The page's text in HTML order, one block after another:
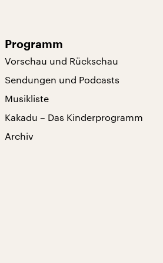
Programm
Vorschau und Rückschau
Sendungen und Podcasts
Musikliste
Kakadu – Das Kinderprogramm
Archiv